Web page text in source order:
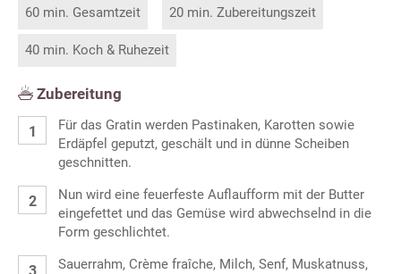
60 min. Gesamtzeit 20 min. Zubereitungszeit
40 min. Koch & Ruhezeit
Zubereitung
Für das Gratin werden Pastinaken, Karotten sowie
Erdäpfel geputzt, geschält und in dünne Scheiben
geschnitten.
Nun wird eine feuerfeste Auflaufform mit der Butter
eingefettet und das Gemüse wird abwechselnd in die
Form geschlichtet.
Sauerrahm, Crème fraîche, Milch, Senf, Muskatnuss,